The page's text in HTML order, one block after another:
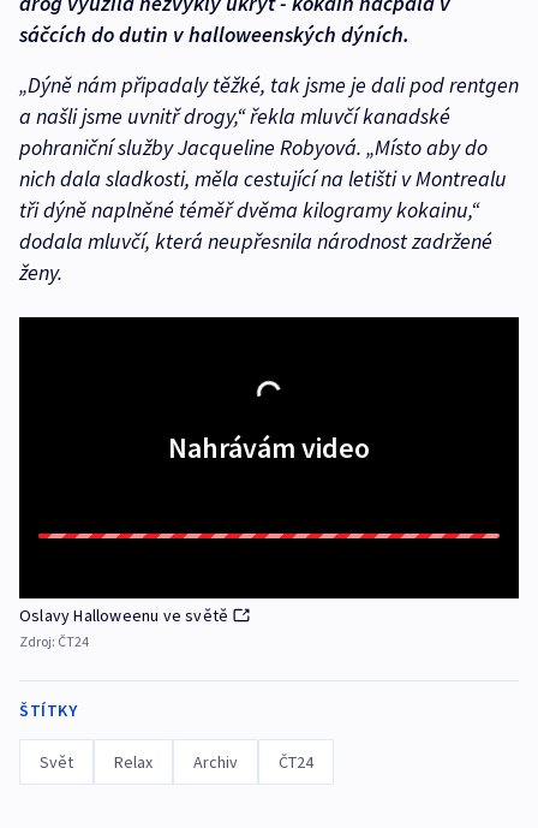
sáčcích do dutin v halloweenských dýních.
„Dýně nám připadaly těžké, tak jsme je dali pod rentgen
a našli jsme uvnitř drogy,“ řekla mluvčí kanadské
pohraniční služby Jacqueline Robyová. „Místo aby do
nich dala sladkosti, měla cestující na letišti v Montrealu
tři dýně naplněné téměř dvěma kilogramy kokainu,“
dodala mluvčí, která neupřesnila národnost zadržené
ženy.
Nahrávám video
Oslavy Halloweenu ve světě
Zdroj: ČT24
ŠTÍTKY
Svět Relax Archiv ČT24